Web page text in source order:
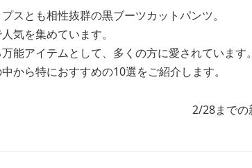
スとも相性抜群の黒ブーツカットパンツ。
気を集めています。
能アイテムとして、多くの方に愛されています。
から特におすすめの10選をご紹介します。
2/28までの